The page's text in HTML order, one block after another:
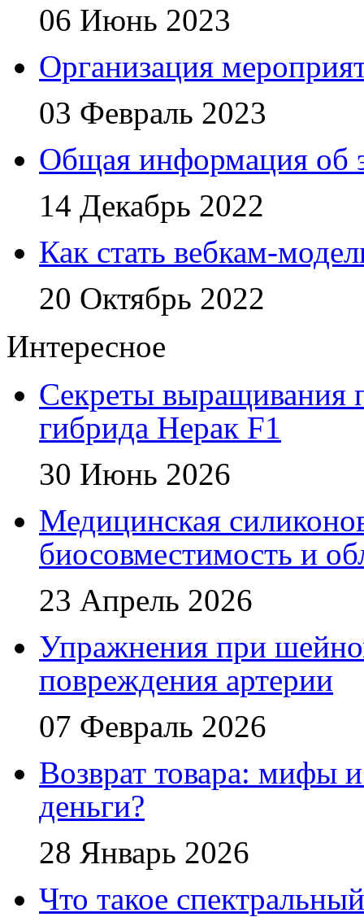
06 Июнь 2023
Организация
03 Февраль 2023
Общая информация об
14 Декабрь 2022
Как стать вебкам-
20 Октябрь 2022
Интересное
Секреты выращивания
гибрида Нерак F1
30 Июнь 2026
Медицинская
биосовместимость и
23 Апрель 2026
Упражнения при
повреждения артерии
07 Февраль 2026
Возврат товара: мифы
деньги?
28 Январь 2026
Что такое